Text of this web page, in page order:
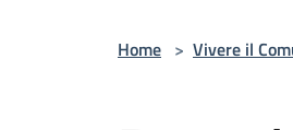
Home > Vivere il